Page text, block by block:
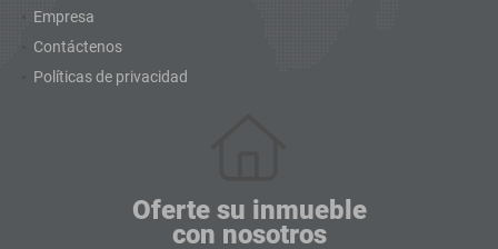
Empresa
Contáctenos
Políticas de privacidad
Oferte su inmueble
con nosotros